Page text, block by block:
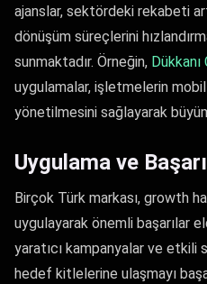
ajanslar, sektördeki rekabeti
dönüşüm süreçlerini
sunmaktadır. Örneğin,
uygulamalar, işletmelerin
yönetilmesini sağlayarak
Uygulama ve
Birçok Türk markası, growth
uygulayarak önemli başarılar
yaratıcı kampanyalar ve etkili
hedef kitlelerine ulaşmayı